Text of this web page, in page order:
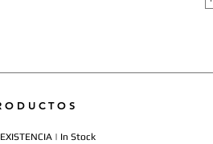
| In Stock